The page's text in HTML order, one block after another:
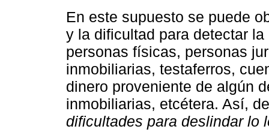
En este supuesto se puede
y la dificultad para detectar
personas físicas, personas
inmobiliarias, testaferros,
dinero proveniente de algún
inmobiliarias, etcétera. Así,
dificultades para deslindar lo